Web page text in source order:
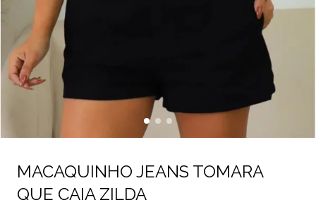
MACAQUINHO JEANS TOMARA
QUE CAIA ZILDA